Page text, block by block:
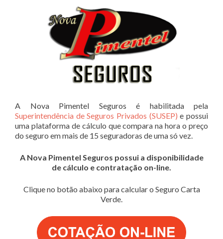
A Nova Pimentel Seguros é habilitada pela
Superintendência de Seguros Privados (SUSEP) e possui
uma plataforma de cálculo que compara na hora o preço
do seguro em mais de 15 seguradoras de uma só vez.
A Nova Pimentel Seguros possui a disponibilidade
de cálculo e contratação on-line.
Clique no botão abaixo para calcular o Seguro Carta
Verde.